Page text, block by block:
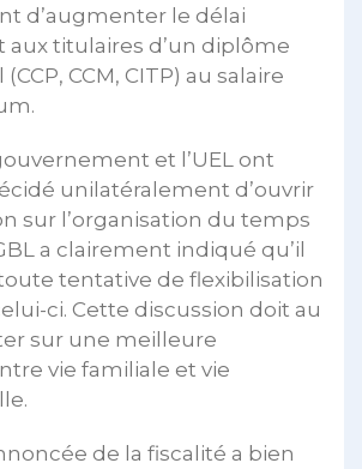
d’augmenter le délai
titulaires d’un diplôme
CCM, CITP) au salaire
et l’UEL ont
unilatéralement d’ouvrir
sur l’organisation du temps
a clairement indiqué qu’il
tentative de flexibilisation
ci. Cette discussion doit au
sur une meilleure
vie familiale et vie
de la fiscalité a bien